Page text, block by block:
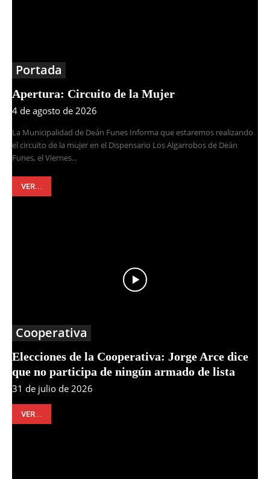
Portada
Apertura: Circuito de la Mujer
4 de agosto de 2026
La Municipalidad de Deán Funes Informa que estaremos realizando
el circuito de la mujer en el Dispensario Los Algarrobos de Deán
Funes, el Viernes...
VER...
Cooperativa
Elecciones de la Cooperativa: Jorge Arce dice
que no participa de ningún armado de lista
31 de julio de 2026
VER...